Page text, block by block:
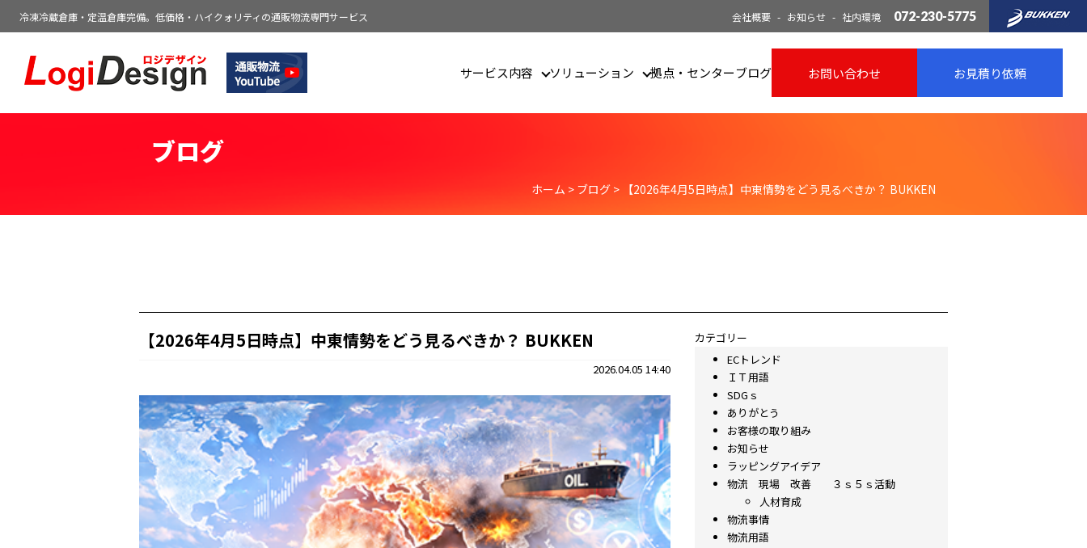
冷凍冷蔵倉庫・定温倉庫完備。低価格・ハイクォリティの通販物流専門サービス 会社概要 お知らせ 社内環境 072-230-5775
通販物流専門 低価格・発送代行のロジデザイン
サービス内容 ソリューション 拠点・センターブログ お問い合わせ お見積り依頼
ブログ
ホーム > ブログ > 【2026年4月5日時点】中東情勢をどう見るべきか？ BUKKEN
【2026年4月5日時点】中東情勢をどう見るべきか？ BUKKEN
2026.04.05 14:40
カテゴリー
ECトレンド
ＩＴ用語
SDGｓ
ありがとう
お客様の取り組み
お知らせ
ラッピングアイデア
物流 現場 改善 ３ｓ５ｓ活動
人材育成
物流事情
物流用語